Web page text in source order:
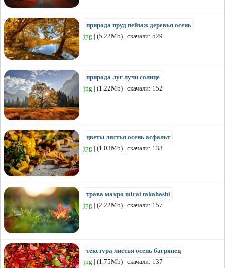
природа пруд пейзаж деревья осень
jpg | (5.22Mb) | скачали: 529
природа луг лучи солнце
jpg | (1.22Mb) | скачали: 152
цветы листья осень асфальт
jpg | (1.03Mb) | скачали: 133
трава макро mirai takahashi
jpg | (2.22Mb) | скачали: 157
текстура листья осень багрянец
jpg | (1.75Mb) | скачали: 137